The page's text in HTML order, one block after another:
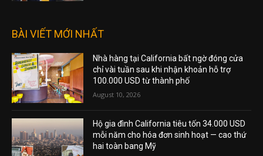
BÀI VIẾT MỚI NHẤT
Nhà hàng tại California bất ngờ đóng cửa
chỉ vài tuần sau khi nhận khoản hỗ trợ
100.000 USD từ thành phố
August 10, 2026
Hộ gia đình California tiêu tốn 34.000 USD
mỗi năm cho hóa đơn sinh hoạt — cao thứ
hai toàn bang Mỹ